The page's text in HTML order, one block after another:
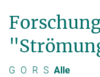
G O R S Alle